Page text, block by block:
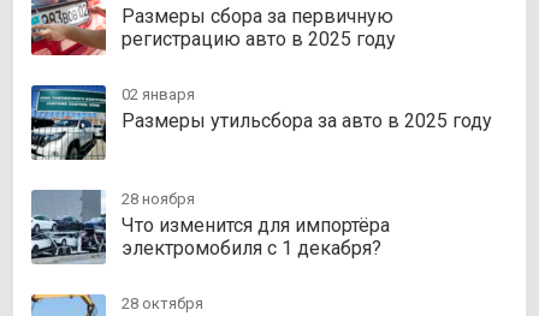
Размеры сбора за первичную
регистрацию авто в 2025 году
02 января
Размеры утильсбора за авто в 2025 году
28 ноября
Что изменится для импортёра
электромобиля с 1 декабря?
28 октября